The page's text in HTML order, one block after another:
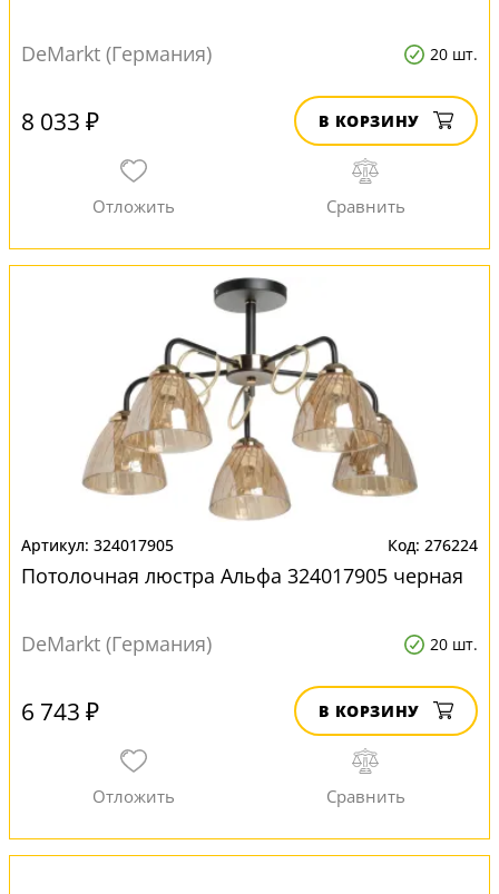
DeMarkt (Германия) 20 шт.
8 033 ₽ В КОРЗИНУ
324017905 276224
Потолочная люстра Альфа 324017905 черная
DeMarkt (Германия) 20 шт.
6 743 ₽ В КОРЗИНУ